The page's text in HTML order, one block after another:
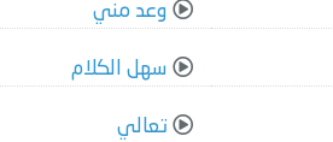
وعد مني
سهل الكلام
تعالي